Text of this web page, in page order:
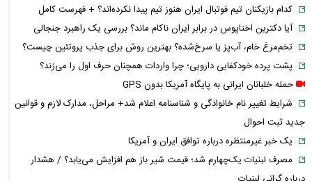
کدام بازیکنان تیم فوتبال ایران هنوز تیم پیدا نکرده‌اند؟ + فهرست کامل
آیا دکترین اختاپوس در برابر ایران ناکام ماند؟ بررسی یک راهبرد جنجالی
تخم‌مرغ خام، آب‌پز یا سرخ‌شده؟ بهترین روش برای جذب پروتئین چیست؟
پشت پرده خودکفایی دارویی؛ چرا واردات همچنان حرف اول را می‌زند؟
حمله خلبانان ایرانی به پایگاه آمریکا بدون GPS
شرایط تغییر نام خانوادگی و شناسنامه اعلام شد+ مراحل، مدارک لازم و قوانین
جدید ثبت احوال
یک خبر غیرمنتظره درباره توافق ایران و آمریکا
مصرف لبنیات یک‌چهارم شد؛ قیمت شیر باز هم افزایش می‌یابد؟ / هشدار